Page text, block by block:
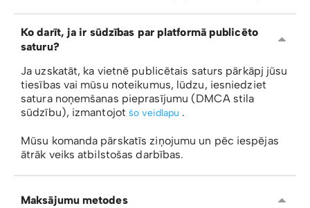
Ko darīt, ja ir sūdzības par platformā publicēto
saturu?
Ja uzskatāt, ka vietnē publicētais saturs pārkāpj jūsu
tiesības vai mūsu noteikumus, lūdzu, iesniedziet
satura noņemšanas pieprasījumu (DMCA stila
sūdzību), izmantojotšo veidlapu .
Mūsu komanda pārskatīs ziņojumu un pēc iespējas
ātrāk veiks atbilstošas ​​darbības.
Maksājumu metodes